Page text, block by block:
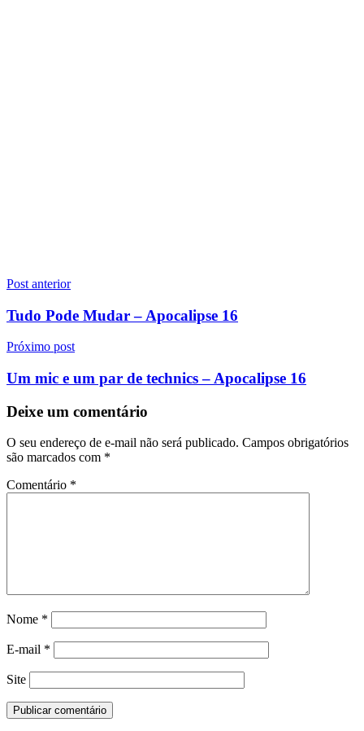
Navegação
de
Post anterior
Tudo Pode Mudar – Apocalipse 16
Próximo post
Um mic e um par de technics – Apocalipse 16
Deixe um comentário
O seu endereço de e-mail não será publicado. Campos obrigatórios
são marcados com *
Comentário *
Nome *
E-mail *
Site